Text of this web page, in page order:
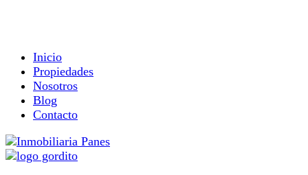
Inicio
Propiedades
Nosotros
Blog
Contacto